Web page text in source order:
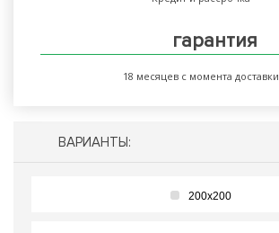
гарантия
18 месяцев с момента доставки
ВАРИАНТЫ:
200х200